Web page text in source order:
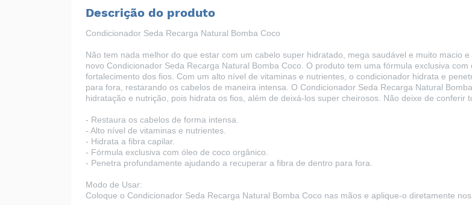
Descrição do produto
Condicionador Seda Recarga Natural Bomba Coco
Não tem nada melhor do que estar com um cabelo super hidratado, mega saudável e muito macio
novo Condicionador Seda Recarga Natural Bomba Coco. O produto tem uma fórmula exclusiva
fortalecimento dos fios. Com um alto nível de vitaminas e nutrientes, o condicionador hidrata e
para fora, restarando os cabelos de maneira intensa. O Condicionador Seda Recarga Natural
hidratação e nutrição, pois hidrata os fios, além de deixá-los super cheirosos. Não deixe de conferir
- Restaura os cabelos de forma intensa.
- Alto nível de vitaminas e nutrientes.
- Hidrata a fibra capilar.
- Fórmula exclusiva com óleo de coco orgânico.
- Penetra profundamente ajudando a recuperar a fibra de dentro para fora.
Modo de Usar:
Coloque o Condicionador Seda Recarga Natural Bomba Coco nas mãos e aplique-o diretamente